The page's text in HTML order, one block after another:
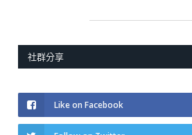
社群分享
Like on Facebook